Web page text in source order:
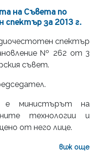
на Съвета по
спектър за 2013 г.
спектър
№ 262 от 3
съвет.
е министърът на
технологии и
от него лице.
виж още